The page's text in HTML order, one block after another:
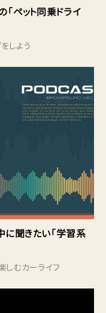
ペット同乗ドライ
しよう
に聞きたい「学習系
しむカーライフ